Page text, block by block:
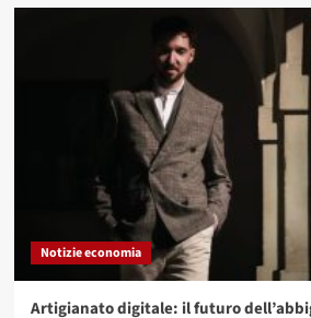
Notizie economia
Artigianato digitale: il futuro